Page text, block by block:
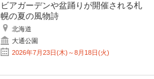
ビアガーデンや盆踊りが開催される札
幌の夏の風物詩
北海道
大通公園
2026年7月23日(木)～8月18日(火)